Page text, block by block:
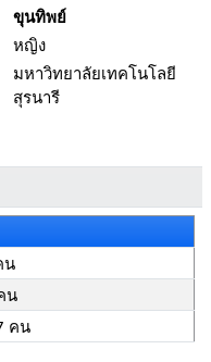
ขุนทิพย์
หญิง
มหาวิทยาลัยเทคโนโลยี
สุรนารี
น
น
คน